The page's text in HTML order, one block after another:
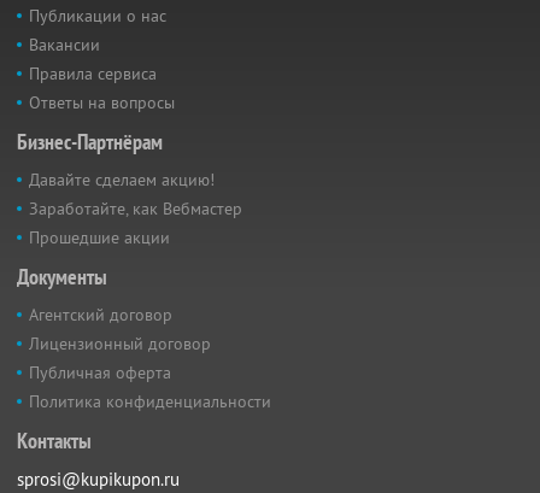
Публикации о нас
Вакансии
Правила сервиса
Ответы на вопросы
Бизнес-Партнёрам
Давайте сделаем акцию!
Заработайте, как Вебмастер
Прошедшие акции
Документы
Агентский договор
Лицензионный договор
Публичная оферта
Политика конфиденциальности
Контакты
sprosi@kupikupon.ru